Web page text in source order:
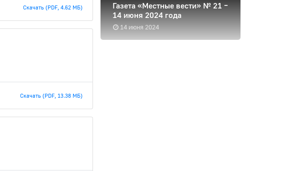
Скачать (PDF, 4.62 МБ)
Скачать (PDF, 13.38 МБ)
14 июня 2024
Газета «Местные вести» № 21 –
14 июня 2024 года